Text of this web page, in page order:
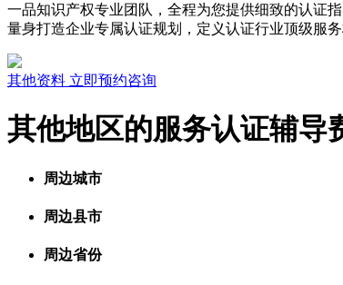
一品知识产权专业团队，全程为您提供细致的认证
量身打造企业专属认证规划，定义认证行业顶级服
其他资料 立即预约咨询
其他地区的服务认证辅导
周边城市
周边县市
周边省份